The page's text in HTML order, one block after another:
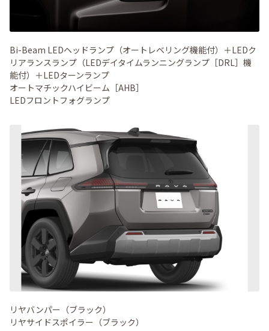
Bi-Beam LEDヘッドランプ（オートレベリング機能付）＋LEDク
リアランスランプ（LEDデイタイムランニングランプ［DRL］機
能付）＋LEDターンランプ
オートマチックハイビーム［AHB］
LEDフロントフォグランプ
リヤバンパー（ブラック）
リヤサイドスポイラー（ブラック）